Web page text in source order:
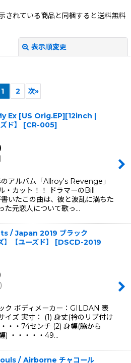
されている商品と同梱すると送料無料
表示順変更
1 2 次»
Ex [US Orig.EP][12inch |
ド】
[CR-005]
)
アルバム「Allroy's Revenge」
・カット！！ ドラマーのBill
いたこの曲は、彼と波乱に満ちた
た元恋人について歌っ…
/ Japan 2019 ブラック
【ユーズド】
[DSCD-2019
)
ク ボディメーカー：GILDAN 表
イズ 実寸： (1) 身丈(衿のリブ付け
・・74センチ (2) 身幅(脇から
) ・・・・・49…
/ Airborne チャコール